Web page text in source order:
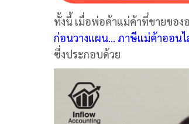
ทั้งนี้ เมื่อพ่อค้าแม่ค้าที่ขายของ
ก่อนวางแผน… ภาษีแม่ค้าออนไ
ซึ่งประกอบด้วย